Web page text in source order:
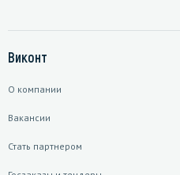
Виконт
О компании
Вакансии
Стать партнером